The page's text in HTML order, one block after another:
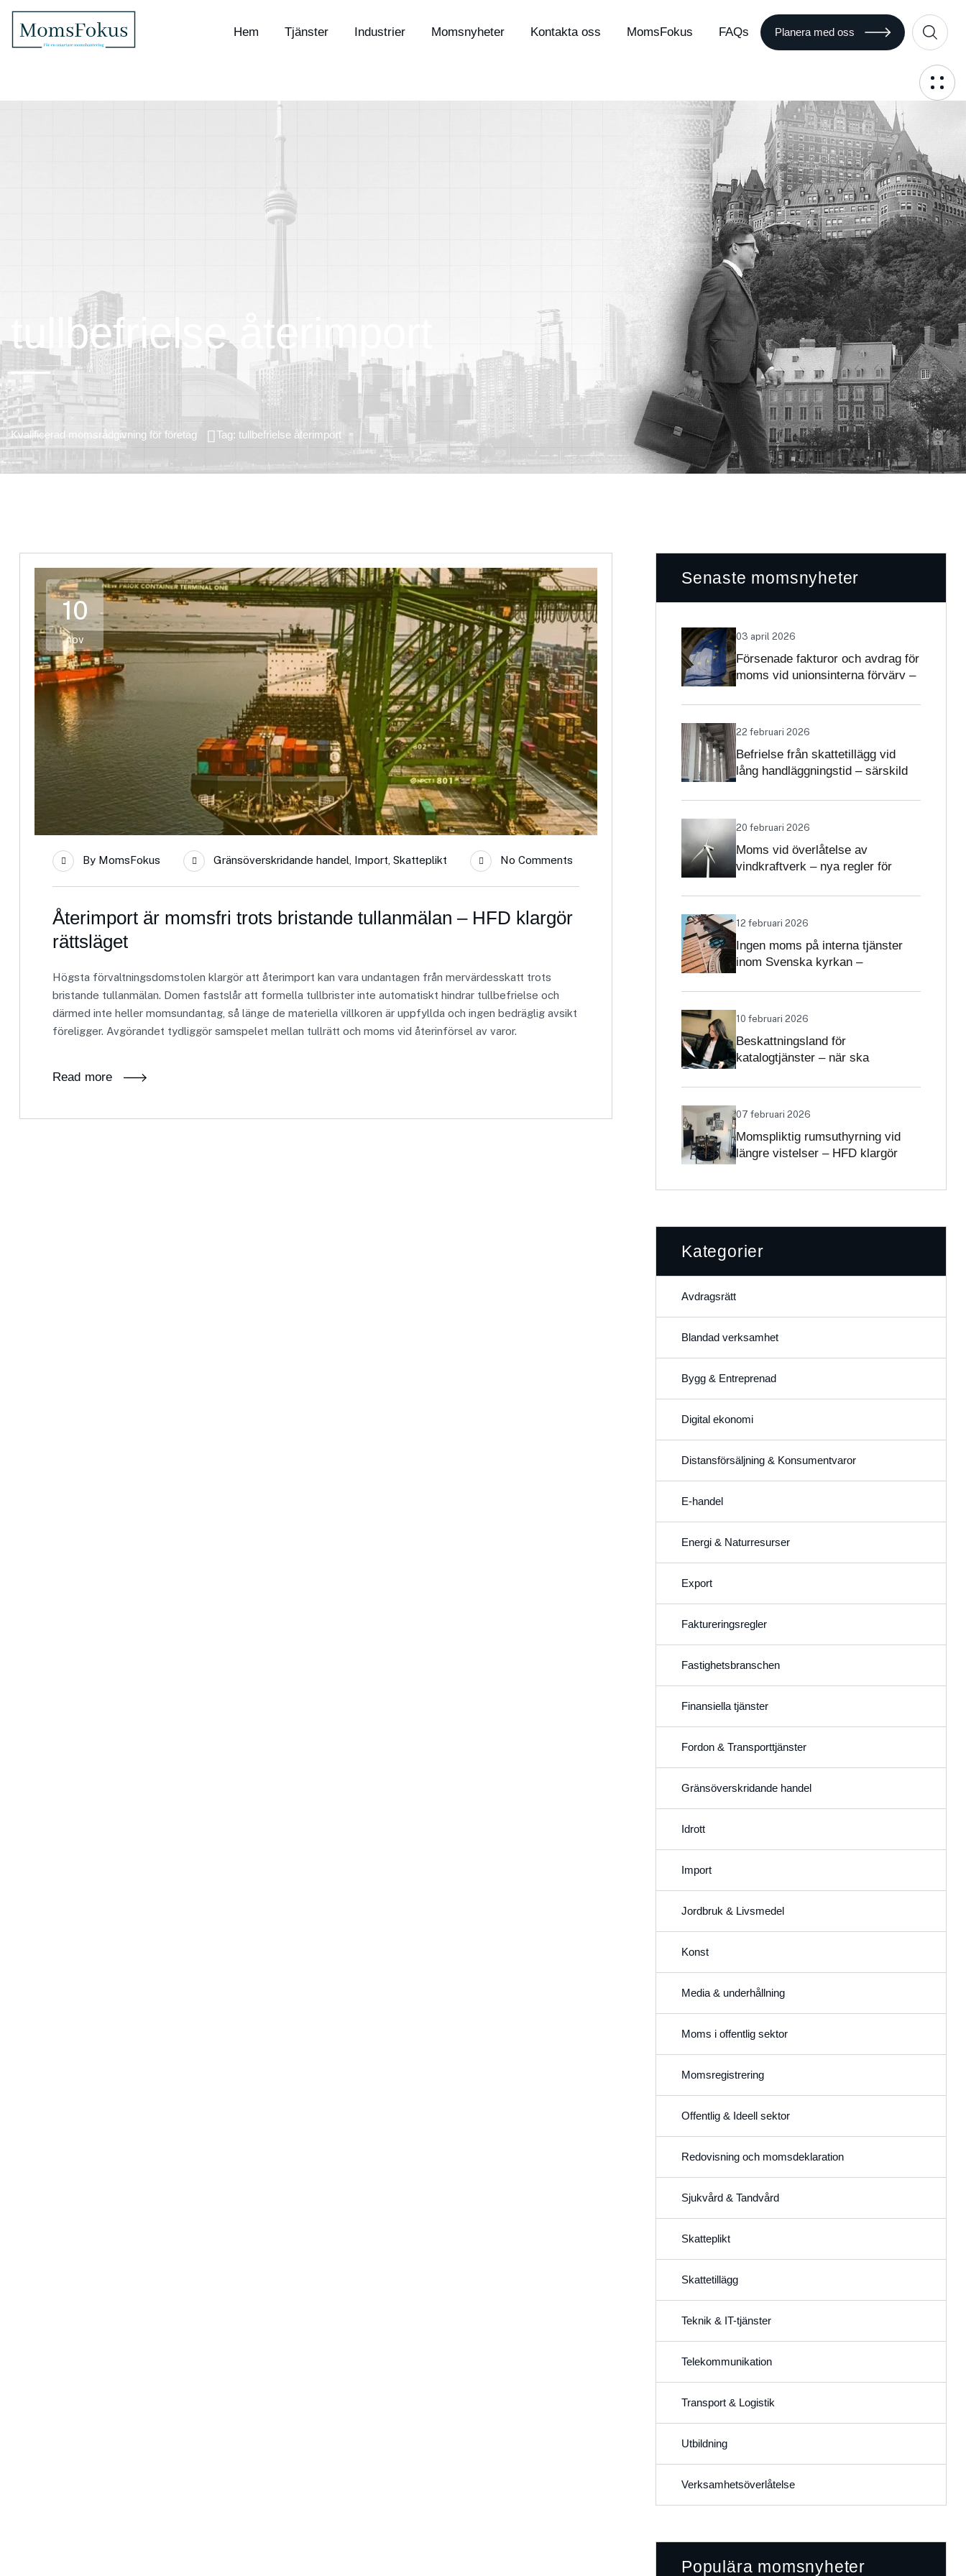
Hem Tjänster Industrier Momsnyheter Kontakta oss MomsFokus FAQs Planera med oss
tullbefrielse återimport
Kvalificerad momsrådgivning för företag Tag: tullbefrielse återimport
10
nov
By MomsFokus Gränsöverskridande handel, Import, Skatteplikt No Comments
Återimport är momsfri trots bristande tullanmälan – HFD klargör
rättsläget
Högsta förvaltningsdomstolen klargör att återimport kan vara undantagen från mervärdesskatt trots
bristande tullanmälan. Domen fastslår att formella tullbrister inte automatiskt hindrar tullbefrielse och
därmed inte heller momsundantag, så länge de materiella villkoren är uppfyllda och ingen bedräglig avsikt
föreligger. Avgörandet tydliggör samspelet mellan tullrätt och moms vid återinförsel av varor.
Read more
Senaste momsnyheter
03 april 2026
Försenade fakturor och avdrag för
moms vid unionsinterna förvärv –
22 februari 2026
Befrielse från skattetillägg vid
lång handläggningstid – särskild
20 februari 2026
Moms vid överlåtelse av
vindkraftverk – nya regler för
12 februari 2026
Ingen moms på interna tjänster
inom Svenska kyrkan –
självständighetsbedömningen
10 februari 2026
Beskattningsland för
katalogtjänster – när ska
moms?
07 februari 2026
Momspliktig rumsuthyrning vid
längre vistelser – HFD klargör
Kategorier
Avdragsrätt
Blandad verksamhet
Bygg & Entreprenad
Digital ekonomi
Distansförsäljning & Konsumentvaror
E-handel
Energi & Naturresurser
Export
Faktureringsregler
Fastighetsbranschen
Finansiella tjänster
Fordon & Transporttjänster
Gränsöverskridande handel
Idrott
Import
Jordbruk & Livsmedel
Konst
Media & underhållning
Moms i offentlig sektor
Momsregistrering
Offentlig & Ideell sektor
Redovisning och momsdeklaration
Sjukvård & Tandvård
Skatteplikt
Skattetillägg
Teknik & IT-tjänster
Telekommunikation
Transport & Logistik
Utbildning
Verksamhetsöverlåtelse
Populära momsnyheter